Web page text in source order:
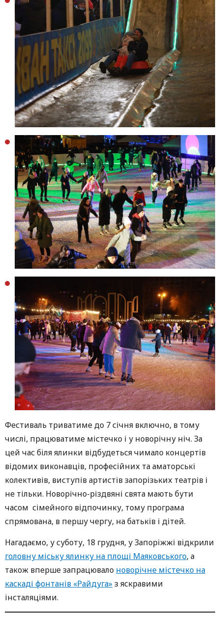
Фестиваль триватиме до 7 січня включно, в тому
числі, працюватиме містечко і у новорічну ніч. За
цей час біля ялинки відбудеться чимало концертів
відомих виконавців, професійних та аматорські
колективів, виступів артистів запорізьких театрів і
не тільки. Новорічно-різдвяні свята мають бути
часом сімейного відпочинку, тому програма
спрямована, в першу чергу, на батьків і дітей.
Нагадаємо, у суботу, 18 грудня, у Запоріжжі відкрили
головну міську ялинку на площі Маяковського, а
також вперше запрацювало новорічне містечко на
каскаді фонтанів «Райдуга» з яскравими
інсталяціями.